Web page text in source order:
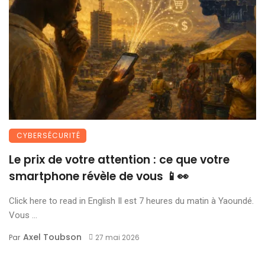
CYBERSÉCURITÉ
Le prix de votre attention : ce que votre
smartphone révèle de vous 📱👀
Click here to read in English Il est 7 heures du matin à Yaoundé.
Vous ...
Par Axel Toubson 27 mai 2026